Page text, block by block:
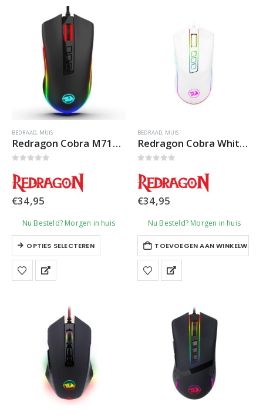
BEDRAAD, MUIS
Redragon Cobra M711 Gaming Muis
€34,95
Nu Besteld? Morgen in huis
OPTIES SELECTEREN
Dit
heeft
meerdere
productpagina
BEDRAAD, MUIS
Redragon Cobra White M711 Gaming Muis
€34,95
Nu Besteld? Morgen in huis
TOEVOEGEN AAN